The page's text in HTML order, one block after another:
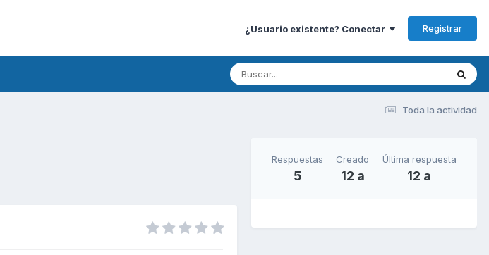
¿Usuario existente? Conectar Registrar
Toda la actividad
Respuestas
5
Creado
12 a
Última respuesta
12 a